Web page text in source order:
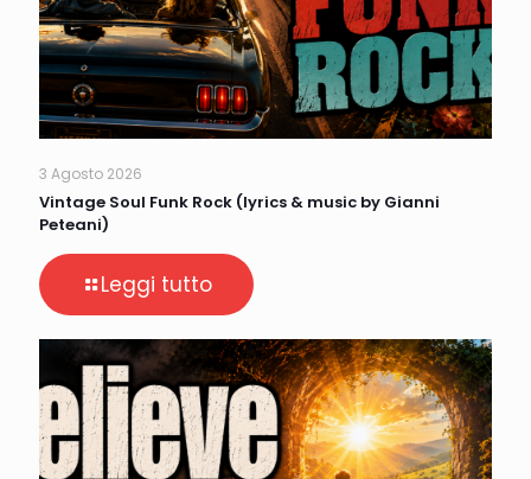
3 Agosto 2026
Vintage Soul Funk Rock (lyrics & music by Gianni
Peteani)
Leggi tutto